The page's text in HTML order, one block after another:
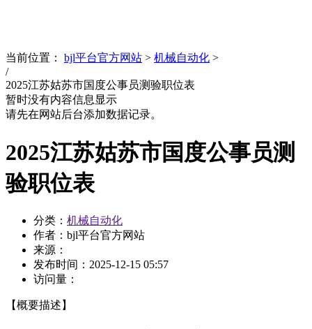
当前位置： bjl平台官方网站 > 机械自动化 >
/
2025江苏姑苏市国度公事员测验职位表
暂时没有内容信息显示
请先在网站后台添加数据记录。
2025江苏姑苏市国度公事员测
验职位表
分类： 机械自动化
作者：bjl平台官方网站
来源：
发布时间： 2025-12-15 05:57
访问量：
【概要描述】